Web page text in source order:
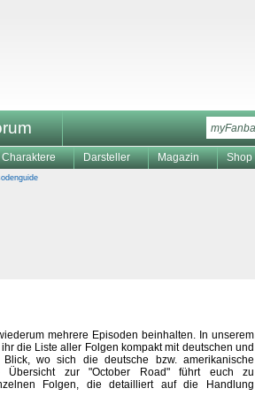
Charaktere Darsteller Magazin Shop
mehrere Episoden beinhalten. In unserem
die Liste aller Folgen kompakt mit deutschen und
wo sich die deutsche bzw. amerikanische
Übersicht zur "October Road" führt euch zu
Folgen, die detailliert auf die Handlung